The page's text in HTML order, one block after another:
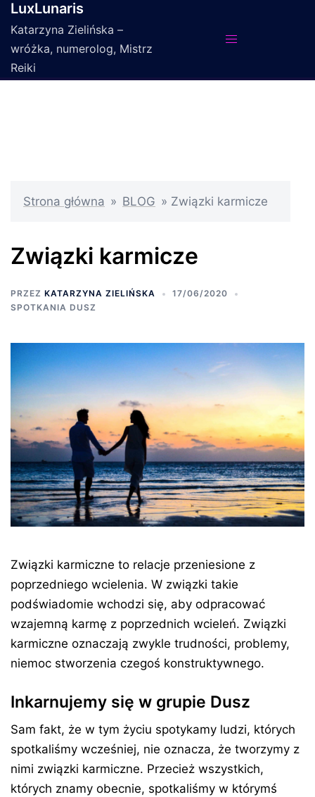
Przejdź
do
treści
LuxLunaris
Katarzyna Zielińska –
wróżka, numerolog, Mistrz
Reiki
Strona główna » BLOG » Związki karmicze
Związki karmicze
PRZEZ KATARZYNA ZIELIŃSKA
17/06/2020
SPOTKANIA DUSZ
Związki karmiczne to relacje przeniesione z
poprzedniego wcielenia. W związki takie
podświadomie wchodzi się, aby odpracować
wzajemną karmę z poprzednich wcieleń. Związki
karmiczne oznaczają zwykle trudności, problemy,
niemoc stworzenia czegoś konstruktywnego.
Inkarnujemy się w grupie Dusz
Sam fakt, że w tym życiu spotykamy ludzi, których
spotkaliśmy wcześniej, nie oznacza, że tworzymy z
nimi związki karmiczne. Przecież wszystkich,
których znamy obecnie, spotkaliśmy w którymś